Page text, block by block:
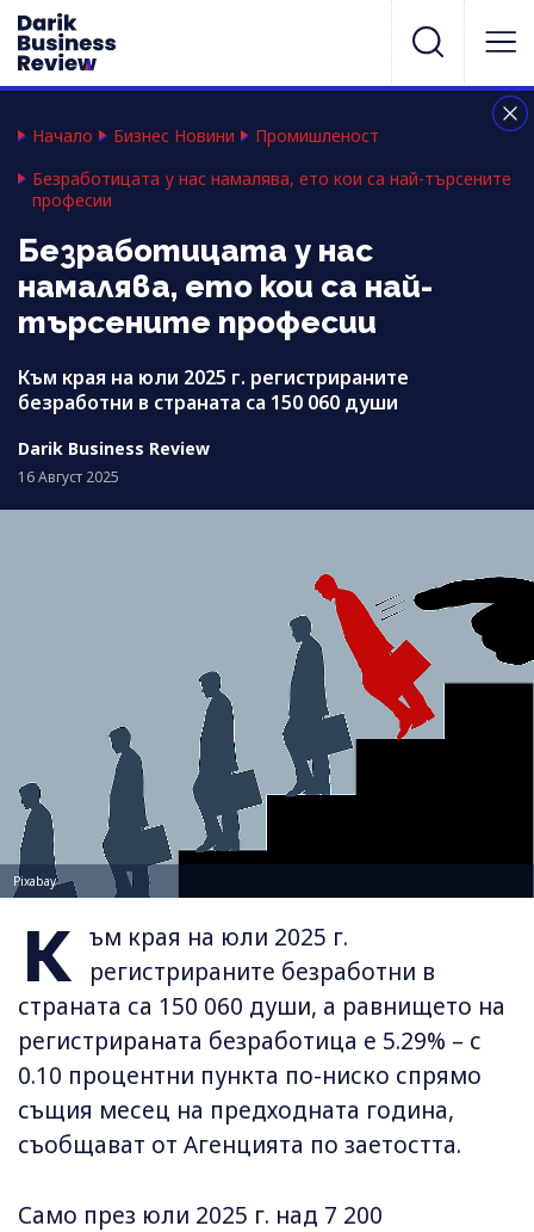
Начало Бизнес Новини
Промишленост
Безработицата у нас намалява, ето кои са най-търсените
професии
Безработицата у нас
намалява, ето кои са най-
търсените професии
Към края на юли 2025 г. регистрираните
безработни в страната са 150 060 души
Darik Business Review
16 Август 2025
Pixabay
К ъм края на юли 2025 г.
регистрираните безработни в
страната са 150 060 души, а равнището на
регистрираната безработица е 5.29% – с
0.10 процентни пункта по-ниско спрямо
същия месец на предходната година,
съобщават от Агенцията по заетостта.
Само през юли 2025 г. над 7 200